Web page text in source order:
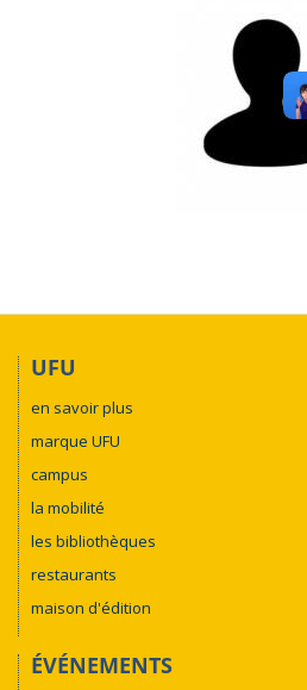
UFU
en savoir plus
marque UFU
campus
la mobilité
les bibliothèques
restaurants
maison d'édition
ÉVÉNEMENTS